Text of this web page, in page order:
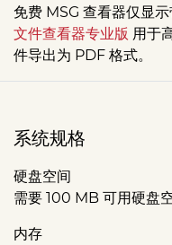
免费 MSG 查看器仅显
文件查看器专业版 用于
件导出为 PDF 格式。
系统规格
硬盘空间
需要 100 MB 可用硬盘
内存